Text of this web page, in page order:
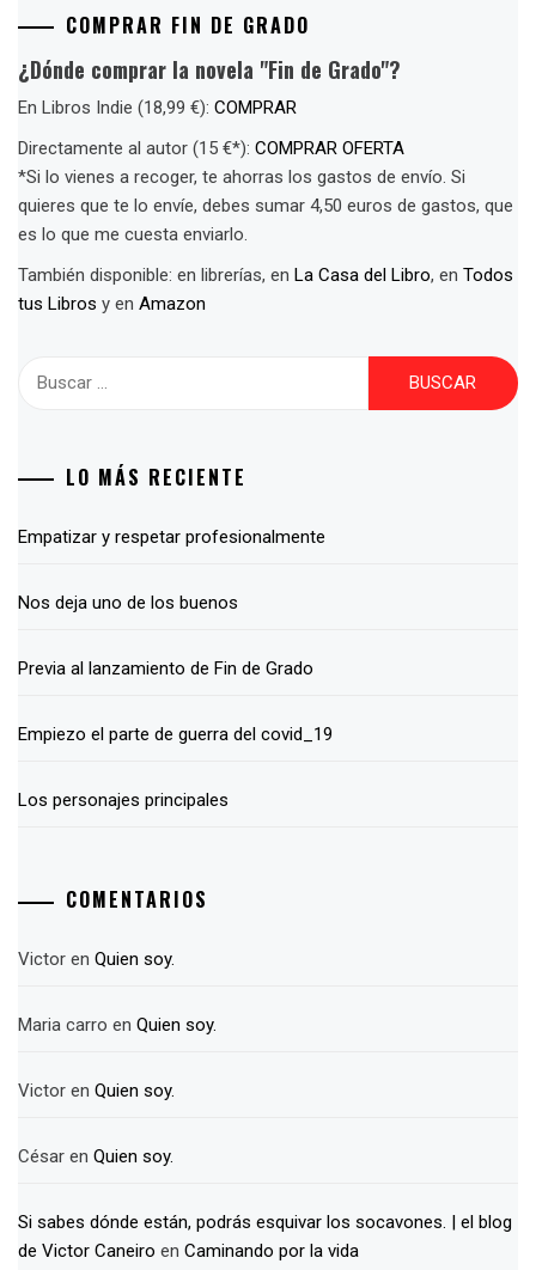
COMPRAR FIN DE GRADO
¿Dónde comprar la novela "Fin de Grado"?
En Libros Indie (18,99 €): COMPRAR
Directamente al autor (15 €*): COMPRAR OFERTA
*Si lo vienes a recoger, te ahorras los gastos de envío. Si
quieres que te lo envíe, debes sumar 4,50 euros de gastos, que
es lo que me cuesta enviarlo.
También disponible: en librerías, en La Casa del Libro, en Todos
tus Libros y en Amazon
LO MÁS RECIENTE
Empatizar y respetar profesionalmente
Nos deja uno de los buenos
Previa al lanzamiento de Fin de Grado
Empiezo el parte de guerra del covid_19
Los personajes principales
COMENTARIOS
Victor en Quien soy.
Maria carro en Quien soy.
Victor en Quien soy.
César en Quien soy.
Si sabes dónde están, podrás esquivar los socavones. | el blog
de Victor Caneiro en Caminando por la vida